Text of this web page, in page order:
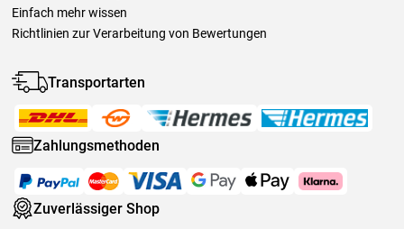
Einfach mehr wissen
Richtlinien zur Verarbeitung von Bewertungen
Transportarten
Zahlungsmethoden
Zuverlässiger Shop